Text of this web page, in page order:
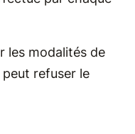
les modalités de
refuser le